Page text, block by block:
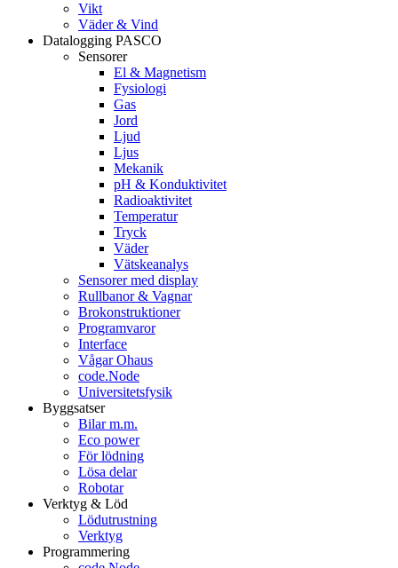
Vikt
Väder & Vind
Datalogging PASCO
Sensorer
El & Magnetism
Fysiologi
Gas
Jord
Ljud
Ljus
Mekanik
pH & Konduktivitet
Radioaktivitet
Temperatur
Tryck
Väder
Vätskeanalys
Sensorer med display
Rullbanor & Vagnar
Brokonstruktioner
Programvaror
Interface
Vågar Ohaus
code.Node
Universitetsfysik
Byggsatser
Bilar m.m.
Eco power
För lödning
Lösa delar
Robotar
Verktyg & Löd
Lödutrustning
Verktyg
Programmering